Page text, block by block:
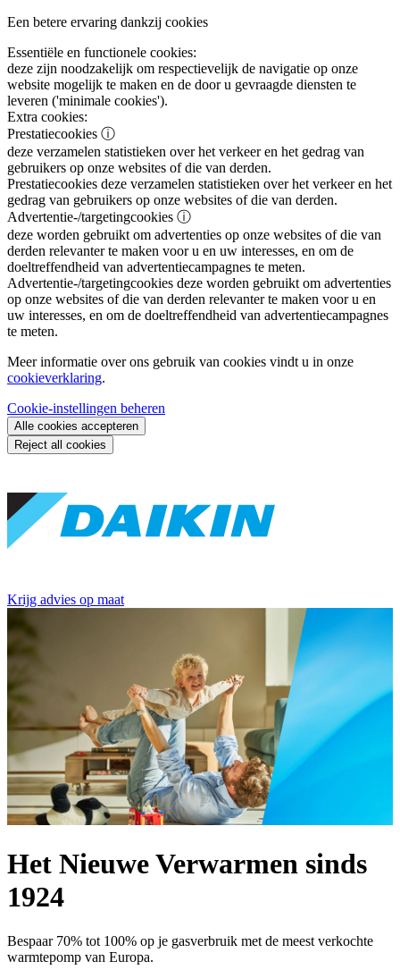
Een betere ervaring dankzij cookies
Essentiële en functionele cookies:
deze zijn noodzakelijk om respectievelijk de navigatie op onze
website mogelijk te maken en de door u gevraagde diensten te
leveren ('minimale cookies').
Extra cookies:
Prestatiecookies ⓘ
deze verzamelen statistieken over het verkeer en het gedrag van
gebruikers op onze websites of die van derden.
Prestatiecookies deze verzamelen statistieken over het verkeer en het
gedrag van gebruikers op onze websites of die van derden.
Advertentie-/targetingcookies ⓘ
deze worden gebruikt om advertenties op onze websites of die van
derden relevanter te maken voor u en uw interesses, en om de
doeltreffendheid van advertentiecampagnes te meten.
Advertentie-/targetingcookies deze worden gebruikt om advertenties
op onze websites of die van derden relevanter te maken voor u en
uw interesses, en om de doeltreffendheid van advertentiecampagnes
te meten.
Meer informatie over ons gebruik van cookies vindt u in onze
cookieverklaring.
Cookie-instellingen beheren
Alle cookies accepteren
Reject all cookies
Krijg advies op maat
Het Nieuwe Verwarmen sinds
1924
Bespaar 70% tot 100% op je gasverbruik met de meest verkochte
warmtepomp van Europa.